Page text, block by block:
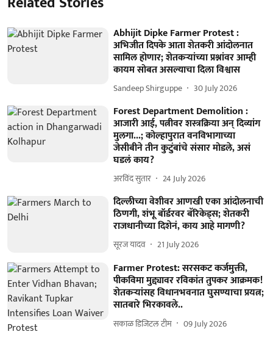
Abhijit Dipke Farmer Protest :
अभिजीत दिपके आता शेतकरी आंदोलनात
सामिल होणार; शेतकऱ्यांच्या प्रश्नांवर आम्ही
कायम सोबत असल्याचा दिला विश्वास
Sandeep Shirguppe 30 July 2026
Forest Department Demolition :
आजारी आई, पत्नीवर शस्त्रक्रिया अन् दिव्यांग
मुलगा...; कोल्हापुरात वनविभागाच्या
जेसीबीने तीन कुटुंबांचे संसार मोडले, असं
घडलं काय?
अरविंद सुतार 24 July 2026
दिल्लीच्या वेशीवर आणखी एका आंदोलनाची
ठिणगी, शंभू बॉर्डरवर बॅरिकेड्स; शेतकरी
राजधानीच्या दिशेनं, काय आहे मागणी?
सूरज यादव 21 July 2026
Farmer Protest: सरसकट कर्जमुक्ती,
पीकविमा मुद्द्यावर रविकांत तुपकर आक्रमक!
शेतकऱ्यांसह विधानभवनात घुसण्याचा प्रयत्न;
सातबारे भिरकावले..
सकाळ डिजिटल टीम 09 July 2026